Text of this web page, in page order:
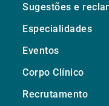
Sugestões e
Especialidades
Eventos
Corpo Clínico
Recrutamento